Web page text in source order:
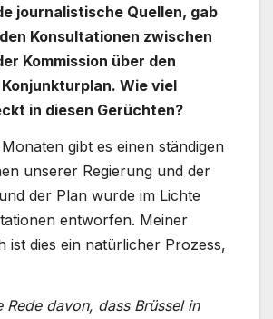
journalistische Quellen, gab
Konsultationen zwischen
Kommission über den
Wie viel
in diesen Gerüchten?
gibt es einen ständigen
unserer Regierung und der
der Plan wurde im Lichte
entworfen. Meiner
ist dies ein natürlicher Prozess,
Rede davon, dass Brüssel in